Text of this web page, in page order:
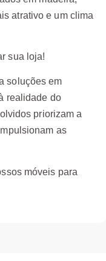
atrativo e um clima
sua loja!
soluções em
realidade do
priorizam a
as
móveis para